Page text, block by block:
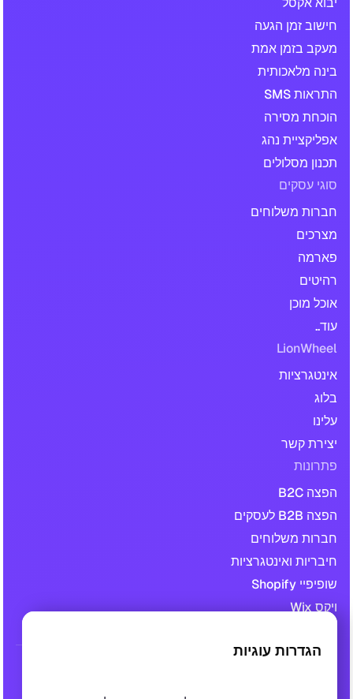
פתרונות
הפצה B2C
הפצה B2B לעסקים
חברות משלוחים
חיבריות ואינטגרציות
שופיפיי Shopify
ויקס Wix
חישוב זמן הגעה
מעקב בזמן אמת
בינה מלאכותית
התראות SMS
הוכחת מסירה
אפליקציית נהג
תכנון מסלולים
סוגי עסקים
חברות משלוחים
מצרכים
פארמה
רהיטים
אוכל מוכן
עוד..
LionWheel
אינטגרציות
בלוג
עלינו
יצירת קשר
הגדרות עוגיות